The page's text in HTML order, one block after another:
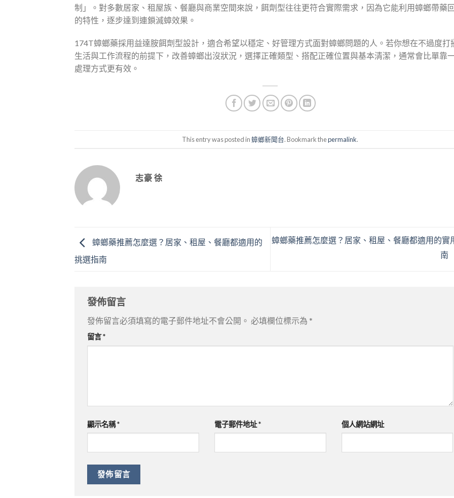
制」。對多數居家、租屋族、餐廳與商業空間來說，餌劑型往往更符合實際需求，因為它能利用蟑螂帶藥
的特性，逐步達到連鎖滅蟑效果。
174T蟑螂藥採用益達胺餌劑型設計，適合希望以穩定、好管理方式面對蟑螂問題的人。若你想在不過度打
生活與工作流程的前提下，改善蟑螂出沒狀況，選擇正確類型、搭配正確位置與基本清潔，通常會比單靠
處理方式更有效。
This entry was posted in 蟑螂新聞台. Bookmark thepermalink.
志豪 徐
蟑螂藥推薦怎麼選？居家、租屋、餐廳都適用的
挑選指南
蟑螂藥推薦怎麼選？居家、租屋、餐廳都適用的實
南
發佈留言
發佈留言必須填寫的電子郵件地址不會公開。 必填欄位標示為 *
留言*
顯示名稱* 電子郵件地址* 個人網站網址